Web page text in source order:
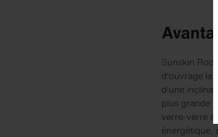
Sunskin
d'ouvrage la
d'une
plus grande
verre-verre
énergétique,